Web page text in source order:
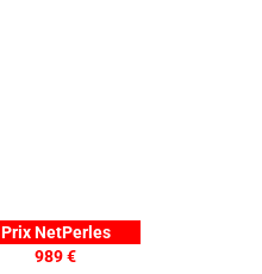
Prix NetPerles
989 €